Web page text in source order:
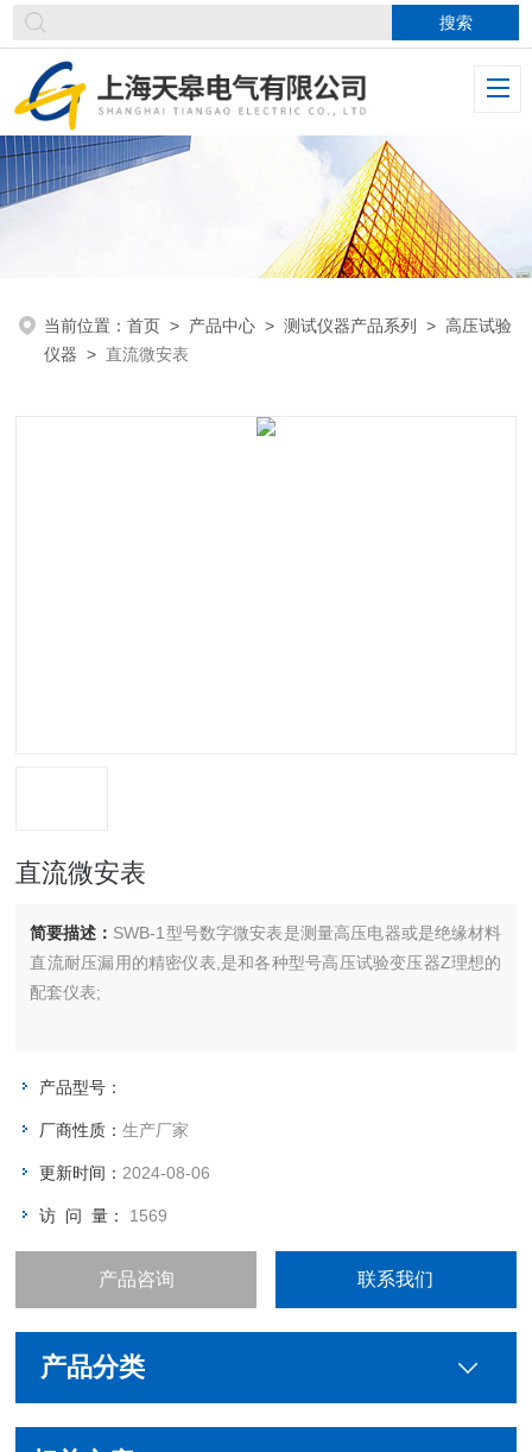
当前位置：首页 > 产品中心 >测试仪器产品系列 >高压试验
仪器 > 直流微安表
直流微安表
简要描述： SWB-1型号数字微安表是测量高压电器或是绝缘材料
直流耐压漏用的精密仪表,是和各种型号高压试验变压器Z理想的
配套仪表;
产品型号：
厂商性质：生产厂家
更新时间： 2024-08-06
访 问 量： 1569
产品咨询 联系我们
产品分类